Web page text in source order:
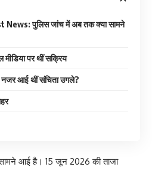
पुलिस जांच में अब तक क्या सामने
पर थीं सक्रिय
नजर आई थीं संचिता उगले?
आई है। 15 जून 2026 की ताजा